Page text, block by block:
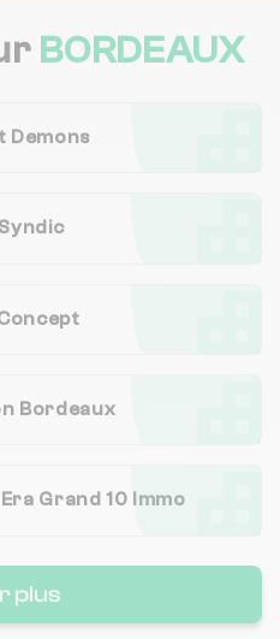
BORDEAUX
Demons
Bordeaux
Grand 10 Immo
plus